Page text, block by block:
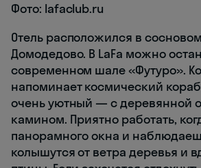
Фото: lafaclub.ru
Отель расположился в
Домодедово. В LaFa можно
современном шале «Футуро».
напоминает космический
очень уютный — с деревянной
камином. Приятно работать,
панорамного окна и
колышутся от ветра деревья и